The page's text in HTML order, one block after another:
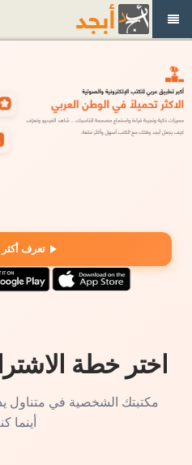
تعرف
اختر خطة
مكتبتك الشخصية في متناول
أينما